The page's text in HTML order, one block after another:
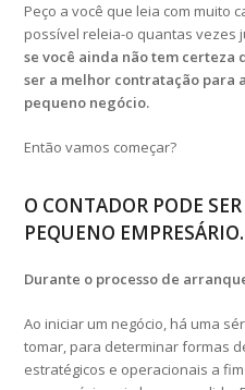
Peço a você que leia com muito
possível releia-o quantas vezes
se você ainda não tem certeza
ser a melhor contratação para
pequeno negócio.
Então vamos começar?
O CONTADOR PODE
PEQUENO
Durante o processo de
Ao iniciar um negócio, há uma
tomar, para determinar formas
estratégicos e operacionais a